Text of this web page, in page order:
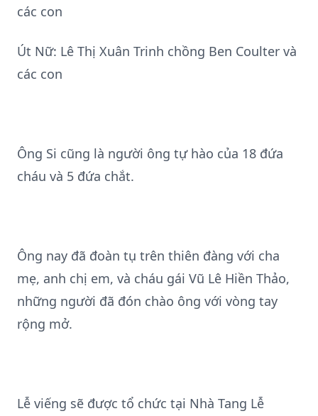
các con
Út Nữ: Lê Thị Xuân Trinh chồng Ben Coulter và
các con
Ông Si cũng là người ông tự hào của 18 đứa
cháu và 5 đứa chắt.
Ông nay đã đoàn tụ trên thiên đàng với cha
mẹ, anh chị em, và cháu gái Vũ Lê Hiền Thảo,
những người đã đón chào ông với vòng tay
rộng mở.
Lễ viếng sẽ được tổ chức tại Nhà Tang Lễ